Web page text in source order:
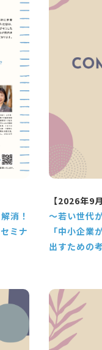
消！
ミナ
【2026年9
～若い世代
「中小企業
出すための